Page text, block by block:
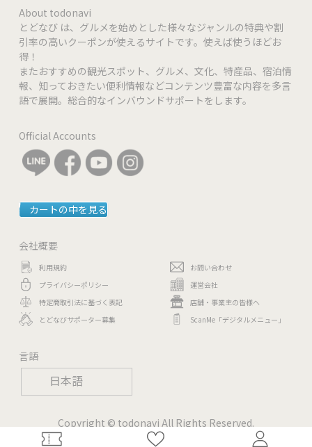
日本語
About todonavi
とどなび は、グルメを始めとした様々なジャンルの特典や割
引率の高いクーポンが使えるサイトです。使えば使うほどお
得！
またおすすめの観光スポット、グルメ、文化、特産品、宿泊情
報、知っておきたい便利情報などコンテンツ豊富な内容を多言
語で展開。総合的なインバウンドサポートをします。
Official Accounts
カートの中を見る
会社概要
利用規約
プライバシーポリシー
特定商取引法に基づく表記
とどなびサポーター募集
お問い合わせ
運営会社
店舗・事業主の皆様へ
ScanMe「デジタルメニュー」
言語
Copyright © todonavi All Rights Reserved.